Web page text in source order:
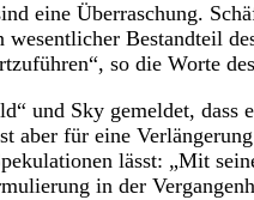
eine Überraschung.
wesentlicher Bestandteil
so die Worte
und Sky gemeldet, dass
aber für eine
lässt: „Mit
in der